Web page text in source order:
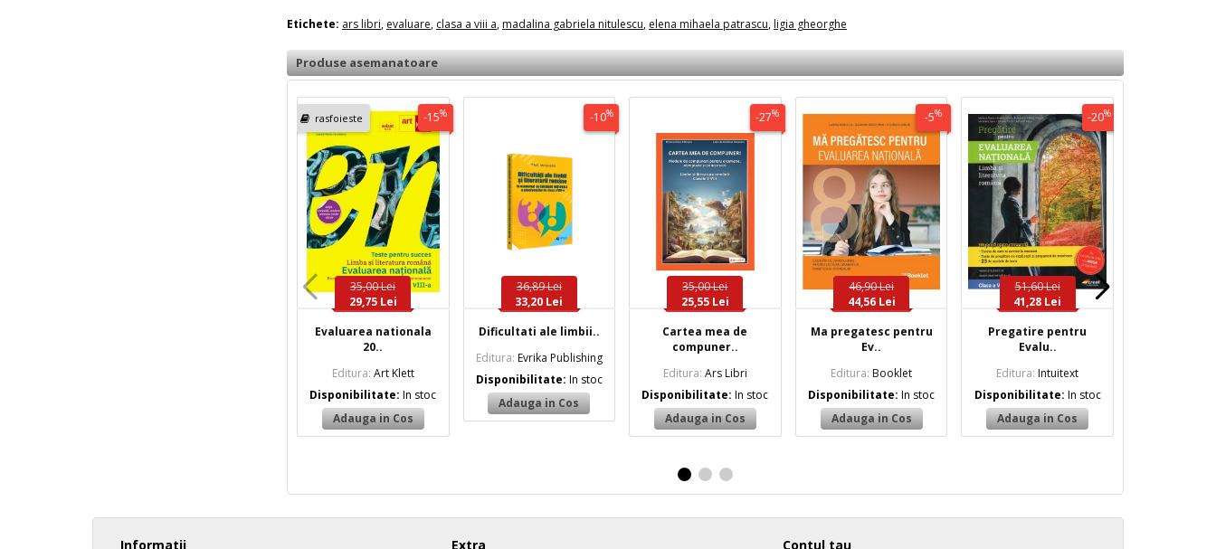
Etichete: ars libri, evaluare, clasa a viii a, madalina gabriela nitulescu, elena mihaela patrascu, ligia gheorghe
Produse asemanatoare
rasfoieste -15%
35,00 Lei
29,75 Lei
Evaluarea nationala
20..
Editura: Art Klett
Disponibilitate:In stoc
-10%
36,89 Lei
33,20 Lei
Dificultati ale limbii..
Editura: Evrika Publishing
Disponibilitate: In stoc
-27%
35,00 Lei
25,55 Lei
Cartea mea de
compuner..
Editura: Ars Libri
Disponibilitate:In stoc
-5%
46,90 Lei
44,56 Lei
Ma pregatesc pentru
Ev..
Editura: Booklet
Disponibilitate:In stoc
-20%
51,60 Lei
41,28 Lei
Pregatire pentru
Evalu..
Editura: Intuitext
Disponibilitate: In stoc
Informatii Extra Contul tau